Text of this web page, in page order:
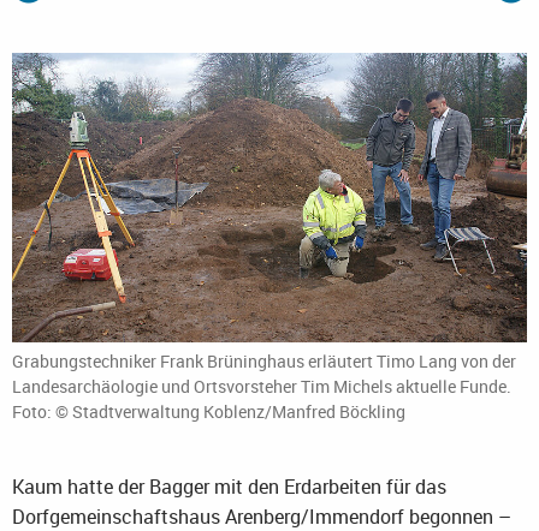
Grabungstechniker Frank Brüninghaus erläutert Timo Lang von der
Landesarchäologie und Ortsvorsteher Tim Michels aktuelle Funde.
Foto: © Stadtverwaltung Koblenz/Manfred Böckling
Kaum hatte der Bagger mit den Erdarbeiten für das
Dorfgemeinschaftshaus Arenberg/Immendorf begonnen –